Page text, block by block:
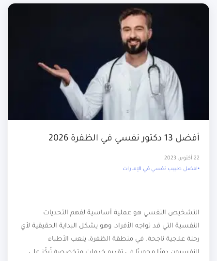
أفضل 13 دكتور نفسي في الظفرة 2026
22 أكتوبر، 2023
افضل طبيب نفسي في الإمارات
التشخيص النفسي هو عملية أساسية لفهم التحديات
النفسية التي قد تواجه الأفراد، وهو يشكل البداية الحقيقية لأي
رحلة علاجية ناجحة. في منطقة الظفرة، يلعب الأطباء
النفسيون دورًا محوريًا في تقديم خدمات متخصصة تُركّز على